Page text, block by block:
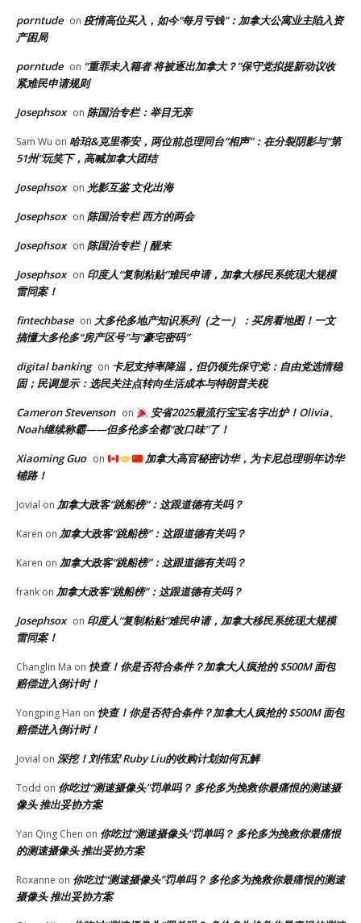
porntude on 疫情高位买入，如今“每月亏钱”：加拿大公寓业主陷入资
产困局
porntude on “重罪未入籍者 将被逐出加拿大？”保守党拟提新动议收
紧难民申请规则
Josephsox on 陈国治专栏：举目无亲
Sam Wu on 哈珀&克里蒂安，两位前总理同台“相声”：在分裂阴影与“第
51州”玩笑下，高喊加拿大团结
Josephsox on 光影互鉴 文化出海
Josephsox on 陈国治专栏 西方的两会
Josephsox on 陈国治专栏｜醒来
Josephsox on 印度人“复制粘贴”难民申请，加拿大移民系统现大规模
雷同案！
fintechbase on大多伦多地产知识系列（之一）：买房看地图！一文
搞懂大多伦多“房产区号”与“豪宅密码”
digital banking on 卡尼支持率降温，但仍领先保守党：自由党选情稳
固；民调显示：选民关注点转向生活成本与特朗普关税
Cameron Stevenson on
安省2025最流行宝宝名字出炉！Olivia、
Noah继续称霸——但多伦多全都“改口味”了！
Xiaoming Guo on
加拿大高官秘密访华，为卡尼总理明年访华
铺路！
Jovial on 加拿大政客“跳船榜”：这跟道德有关吗？
Karen on 加拿大政客“跳船榜”：这跟道德有关吗？
Karen on 加拿大政客“跳船榜”：这跟道德有关吗？
frank on 加拿大政客“跳船榜”：这跟道德有关吗？
Josephsox on 印度人“复制粘贴”难民申请，加拿大移民系统现大规模
雷同案！
Changlin Ma on 快查！你是否符合条件？加拿大人疯抢的 $500M 面包
赔偿进入倒计时！
Yongping Han on 快查！你是否符合条件？加拿大人疯抢的 $500M 面包
赔偿进入倒计时！
Jovial on 深挖！刘伟宏 Ruby Liu的收购计划如何瓦解
Todd on 你吃过“测速摄像头”罚单吗？ 多伦多为挽救你最痛恨的测速摄
像头 推出妥协方案
Yan Qing Chen on 你吃过“测速摄像头”罚单吗？ 多伦多为挽救你最痛恨
的测速摄像头 推出妥协方案
Roxanne on 你吃过“测速摄像头”罚单吗？ 多伦多为挽救你最痛恨的测速
摄像头 推出妥协方案